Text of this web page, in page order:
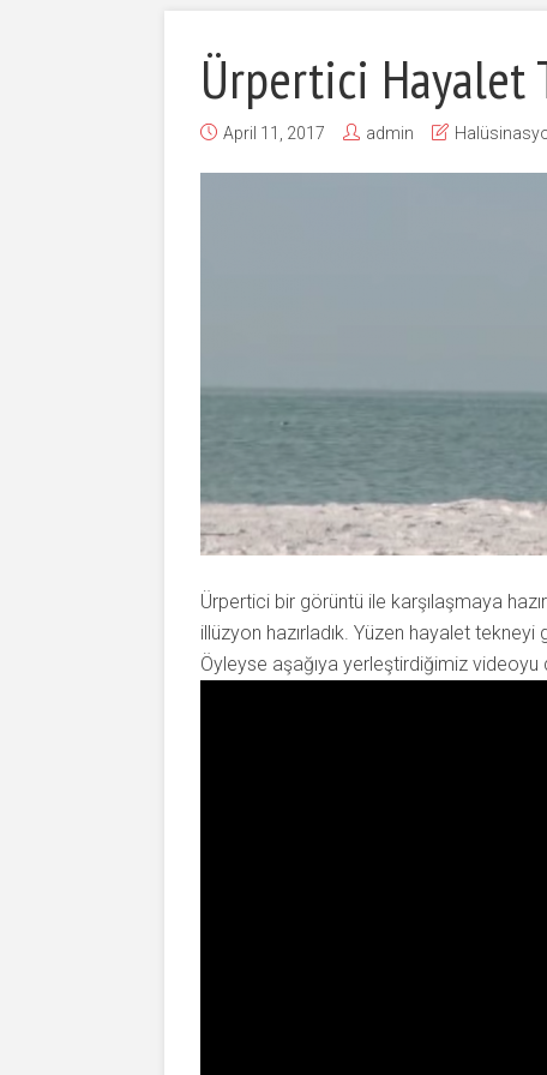
Ürpertici Hayalet
April 11, 2017 admin
Ürpertici bir görüntü ile karşılaşmaya
illüzyon hazırladık. Yüzen hayalet
Öyleyse aşağıya yerleştirdiğimiz